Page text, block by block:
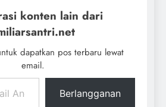
konten lain dari
dapatkan pos terbaru lewat
email.
Berlangganan